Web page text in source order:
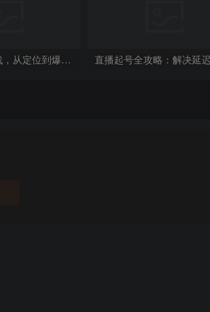
小红书电商实战，从定位到爆单解决新商冷启动难、变现效率低等难题